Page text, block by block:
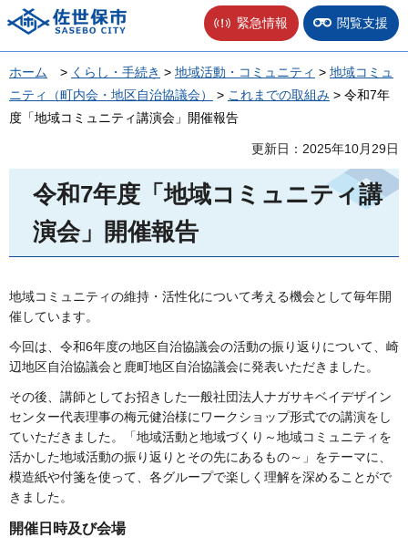
佐世保市 緊急情報 閲覧支援
ホーム > くらし・手続き > 地域活動・コミュニティ > 地域コミュ
ニティ（町内会・地区自治協議会）
> これまでの取組み > 令和7年
度「地域コミュニティ講演会」開催報告
更新日：2025年10月29日
令和7年度「地域コミュニティ講
演会」開催報告
地域コミュニティの維持・活性化について考える機会として毎年開
催しています。
今回は、令和6年度の地区自治協議会の活動の振り返りについて、崎
辺地区自治協議会と鹿町地区自治協議会に発表いただきました。
その後、講師としてお招きした一般社団法人ナガサキベイデザイン
センター代表理事の梅元健治様にワークショップ形式での講演をし
ていただきました。「地域活動と地域づくり～地域コミュニティを
活かした地域活動の振り返りとその先にあるもの～」をテーマに、
模造紙や付箋を使って、各グループで楽しく理解を深めることがで
きました。
開催日時及び会場